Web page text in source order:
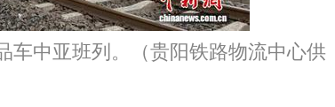
中亚班列。（贵阳铁路物流中心供